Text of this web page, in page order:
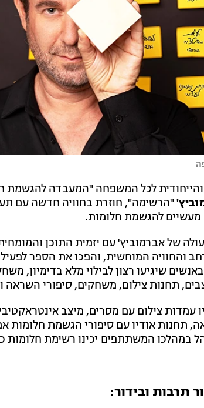
והייחודית לכל המשפחה "המעבדה
"הרשימה", חוזרת בחוויה חדשה עם
להגשמת חלומות.
של אברמוביץ' עם יזמית התוכן
כל עוד יש באנשים שיגיעו רצון לבילוי מלא
תחנות צילום, משחקים, סיפורי השראה
עמדות צילום עם מסרים, מיצב
תחנות אודיו עם סיפורי הגשמת חלומות
במהלכו המשתתפים יכינו רשימת חלומות
תרבות ובידור: